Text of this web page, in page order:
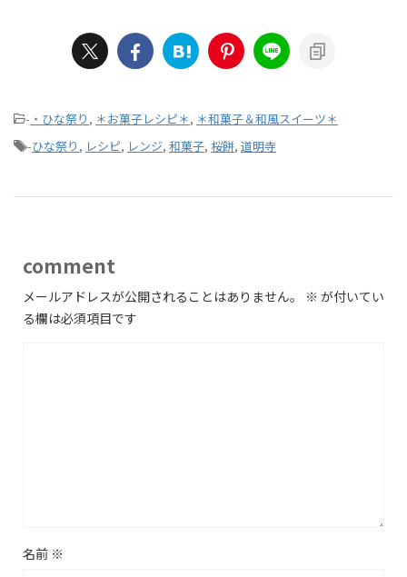
- ・ひな祭り , ＊お菓子レシピ＊, ＊和菓子＆和風スイーツ＊
-ひな祭り , レシピ, レンジ, 和菓子, 桜餅, 道明寺
comment
メールアドレスが公開されることはありません。 ※ が付いてい
る欄は必須項目です
名前 ※